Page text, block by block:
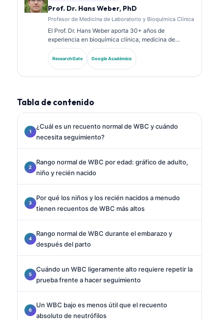
Prof. Dr. Hans Weber, PhD
Profesor de Medicina de Laboratorio y Bioquímica Clínica
El Prof. Dr. Hans Weber aporta 30+ años de
experiencia en bioquímica clínica, medicina de
laboratorio e investigación de biomarcadores. Ex
presidente de la Sociedad Alemana de Química
Clínica, se especializa en análisis de paneles
ResearchGate Google Académico
Tabla de contenido
¿Cuál es un recuento normal de WBC y cuándo
necesita seguimiento?
Rango normal de WBC por edad: gráfico de adulto,
niño y recién nacido
Por qué los niños y los recién nacidos a menudo
tienen recuentos de WBC más altos
Rango normal de WBC durante el embarazo y
después del parto
Cuándo un WBC ligeramente alto requiere repetir la
prueba frente a hacer seguimiento
Un WBC bajo es menos útil que el recuento
absoluto de neutrófilos